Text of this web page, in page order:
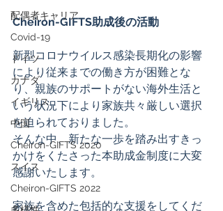
配偶者キャリア
Covid-19
ドイツ
カナダ
イギリス
中国
Cheiron-GIFTS 2020
スイス
Cheiron-GIFTS 2022
Cheiron-GIFTS助成後の活動
新型コロナウイルス感染長期化の影響
により従来までの働き方が困難とな
り、親族のサポートがない海外生活と
いう状況下により家族共々厳しい選択
を迫られておりました。
そんな中、新たな一歩を踏み出すきっ
かけをくたさった本助成金制度に大変
感謝いたします。
家族を含めた包括的な支援をしてくだ